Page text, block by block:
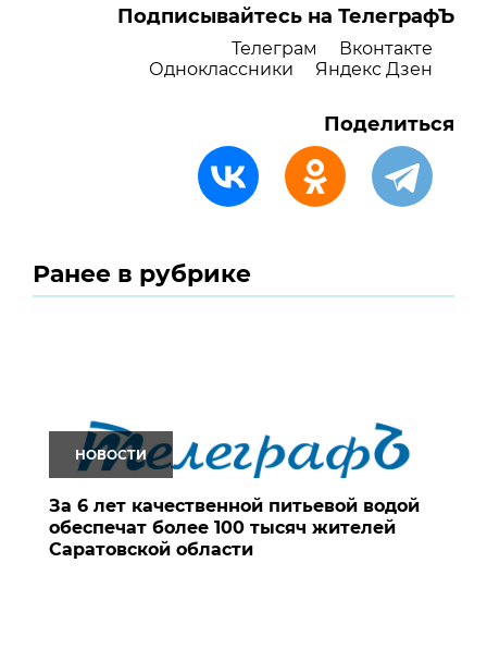
Подписывайтесь на ТелеграфЪ
Телеграм
Вконтакте
Одноклассники
Яндекс Дзен
Поделиться
Ранее в рубрике
НОВОСТИ
За 6 лет качественной питьевой водой
обеспечат более 100 тысяч жителей
Саратовской области